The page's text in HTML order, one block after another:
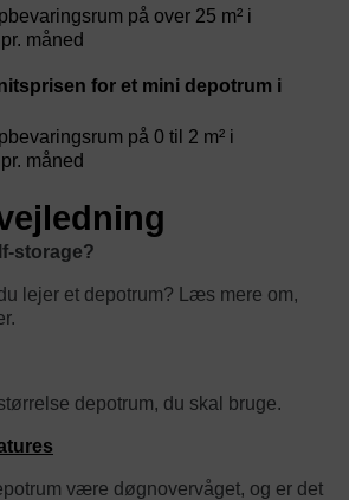
på over 25 m² i
måned
for et mini depotrum i
på 0 til 2 m² i
måned
storage?
lejer et depotrum? Læs mere om,
depotrum, du skal bruge.
være døgnovervåget, og er det